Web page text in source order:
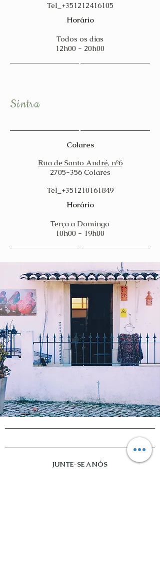
Tel_+351212416105
Horário
Todos os dias
12h00 - 20h00
Sintra
Colares
Rua de Santo André, nº6
2705-356Colares
Tel_+351210161849
Horário
Terça a Domingo
10h00 - 19h00
JUNTE-SE A NÓS